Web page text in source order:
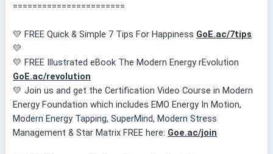
=======================
💛 FREE Quick & Simple 7 Tips For Happiness GoE.ac/7tips
💛
💛 FREE Illustrated eBook The Modern Energy rEvolution
GoE.ac/revolution
💛 Join us and get the Certification Video Course in Modern
Energy Foundation which includes EMO Energy In Motion,
Modern Energy Tapping, SuperMind, Modern Stress
Management & Star Matrix FREE here: Goe.ac/join